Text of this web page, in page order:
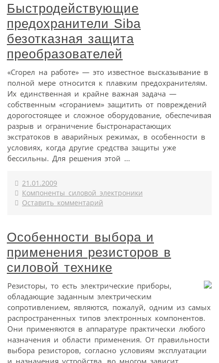
Быстродействующие
предохранители Siba
безотказная защита
преобразователей
«Сгорел на работе» — это известное высказывание в
полной мере относится к плавким предохранителям.
Их единственная и крайне важная задача —
собственным «сгоранием» защитить от повреждений
дорогостоящее и сложное оборудование, обеспечивая
разрыв и ограничение быстронарастающих
экстратоков в аварийных режимах, в особенности в
условиях, когда другие средства защиты уже
бессильны. Для решения этой ...
21.01.2009
Компоненты силовой электроники
Оставить комментарий
Особенности выбора и
применения резисторов в
силовой технике
Резисторы, то есть электрические приборы,
обладающие заданным электрическим
сопротивлением, являются, пожалуй, одним из самых
распространенных типов электронных компонентов.
Они применяются в аппаратуре практически любого
назначения и области применения. От правильности
выбора резисторов, согласно условиям эксплуатации
и назначения устройства, во многом зависит